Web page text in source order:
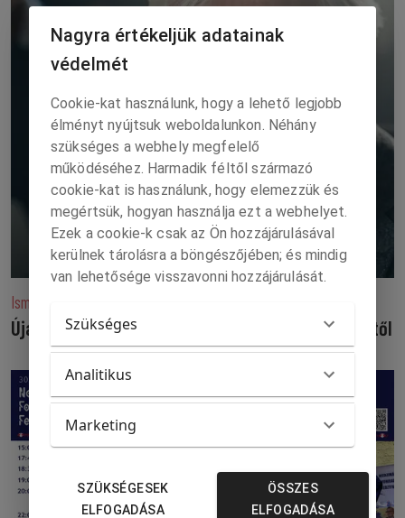
Ismét bővült az égi színpad
Újabb neves színész köszönt el végleg közönségétől
Nagyra értékeljük adatainak
védelmét
Cookie-kat használunk, hogy a lehető legjobb
élményt nyújtsuk weboldalunkon. Néhány
szükséges a webhely megfelelő
működéséhez. Harmadik féltől származó
cookie-kat is használunk, hogy elemezzük és
megértsük, hogyan használja ezt a webhelyet.
Ezek a cookie-k csak az Ön hozzájárulásával
kerülnek tárolásra a böngészőjében; és mindig
van lehetősége visszavonni hozzájárulását.
Szükséges
Analitikus
Marketing
SZÜKSÉGESEK
ELFOGADÁSA
ÖSSZES
ELFOGADÁSA